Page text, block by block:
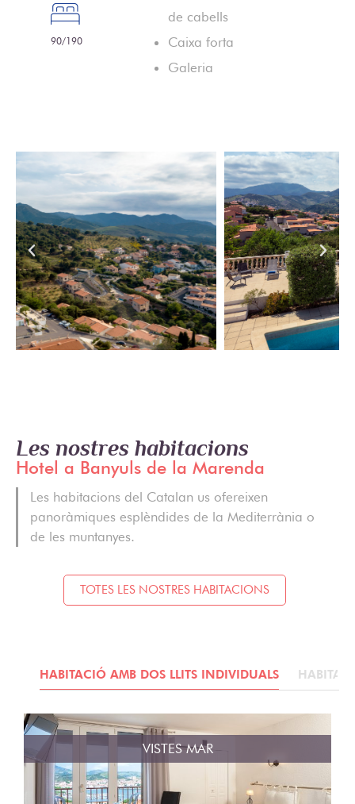
90/190
de cabells
Caixa forta
Galeria
Les nostres habitacions
Hotel a Banyuls de la Marenda
Les habitacions del Catalan us ofereixen
panoràmiques esplèndides de la Mediterrània o
de les muntanyes.
TOTES LES NOSTRES HABITACIONS
HABITACIÓ AMB DOS LLITS INDIVIDUALS
VISTES MAR